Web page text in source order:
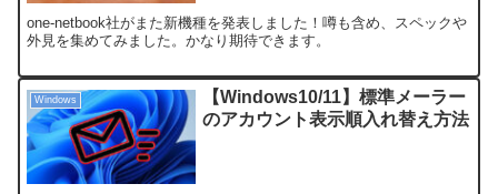
one-netbook社がまた新機種を発表しました！噂も含め、スペックや
外見を集めてみました。かなり期待できます。
Windows
【Windows10/11】標準メーラー
のアカウント表示順入れ替え方法